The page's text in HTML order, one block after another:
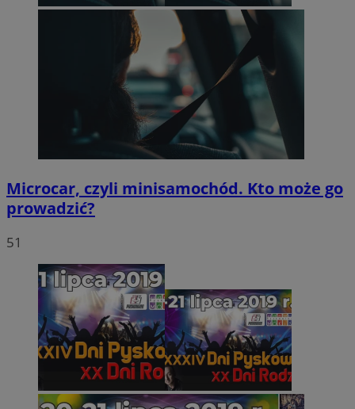
Microcar, czyli minisamochód. Kto może go
prowadzić?
51